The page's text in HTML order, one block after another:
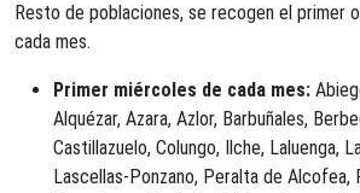
Resto de poblaciones, se recogen el primer
cada mes.
Primer miércoles de cada mes:
Alquézar, Azara, Azlor, Barbuñales,
Castillazuelo, Colungo, Ilche, Laluenga,
Lascellas-Ponzano, Peralta de Alcofea,